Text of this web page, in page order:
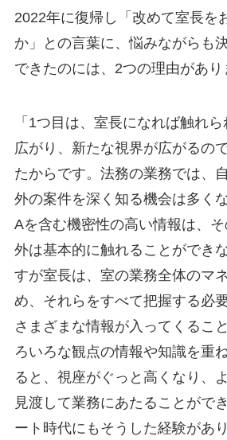
2022年に復帰し「改めて室長を
か」との言葉に、悩みながらも
できたのには、2つの理由があり
「1つ目は、室長になれば触れ
広がり、新たな視界が広がるの
たからです。法務の業務では、
外の案件を深く知る機会は多く
Aを含む機密性の高い情報は、
外は基本的に触れることができ
すが室長は、室の業務全体のマ
め、それらをすべて把握する必
さまざまな情報が入ってくるこ
ろいろな観点の情報や知識を重
ると、視座がぐっと高くなり、
見渡して業務にあたることがで
ート時代にもそうした経験があ